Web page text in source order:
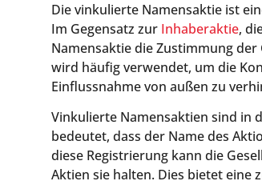
Die vinkulierte Namensaktie ist
Im Gegensatz zur Inhaberaktie,
Namensaktie die Zustimmung der
wird häufig verwendet, um die
Einflussnahme von außen zu
Vinkulierte Namensaktien sind in
bedeutet, dass der Name des
diese Registrierung kann die
Aktien sie halten. Dies bietet eine